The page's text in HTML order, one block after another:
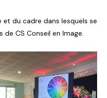
du cadre dans lesquels se
CS Conseil en Image.